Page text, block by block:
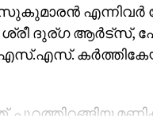
എന്നിവര്‍
ശ്രീ ദുര്ഗ ആര്‍ട്‌സ്,